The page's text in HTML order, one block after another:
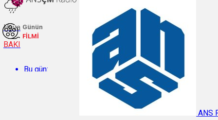
Hava
BAKI
Bu gün:
Temperatur: 27.6°C. Rütubət: 60%.
Günün
FİLMİ
ANS